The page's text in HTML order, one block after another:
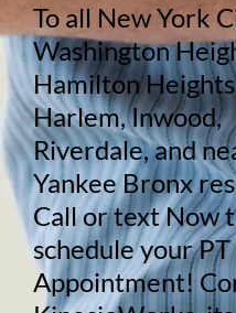
To all New York
Washington
Hamilton
Harlem, Inwood,
Riverdale, and
Yankee Bronx
Call or text Now
schedule your PT
Appointment!